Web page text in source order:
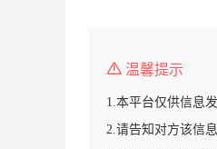
温馨提示
1.本平台仅供信息
2.请告知对方该信